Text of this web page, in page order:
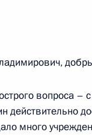
вопроса –
действительно
много